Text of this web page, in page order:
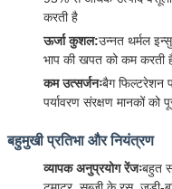
करती है
ऊर्जा कुशल:उन्नत थर्मल
भाप की खपत को कम करती
कम उत्सर्जनःबैग फिल्टरेशन
पर्यावरण संरक्षण मानकों को
बहुमुखी प्रतिभा और नियंत्रण
व्यापक अनुप्रयोग रेंजःबहुत